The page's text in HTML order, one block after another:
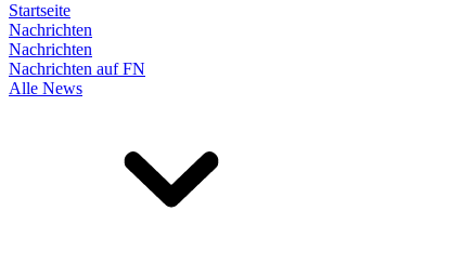
Startseite
Nachrichten
Nachrichten
Nachrichten auf FN
Alle News